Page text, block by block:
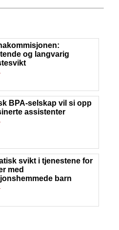
og langvarig
BPA-selskap vil si opp
assistenter
svikt i tjenestene for
med
barn